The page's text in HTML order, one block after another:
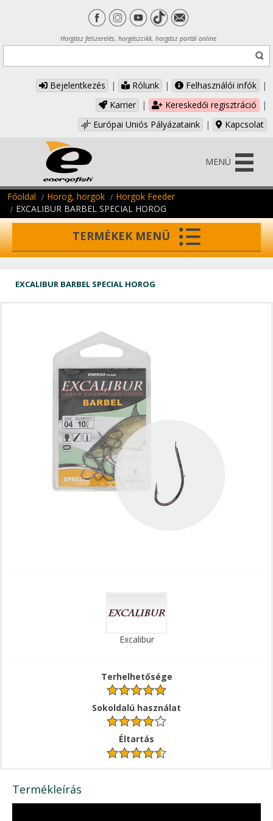
Horgász felszerelés, horgászcikk, horgász portál online
Bejelentkezés | Rólunk | Felhasználói infók
|
Karrier
| Kereskedői regisztráció
|
Európai Uniós Pályázataink
| Kapcsolat
MENÜ
Főoldal Horog, horgok
Horgok Feeder
EXCALIBUR BARBEL SPECIAL HOROG
TERMÉKEK MENÜ
EXCALIBUR BARBEL SPECIAL HOROG
Excalibur
Terhelhetősége
Sokoldalú használat
Éltartás
Termékleírás